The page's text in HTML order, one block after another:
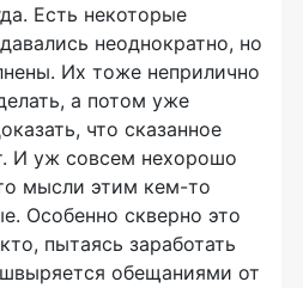
Есть некоторые
неоднократно, но
Их тоже неприлично
а потом уже
что сказанное
И уж совсем нехорошо
мысли этим кем-то
Особенно скверно это
пытаясь заработать
обещаниями от